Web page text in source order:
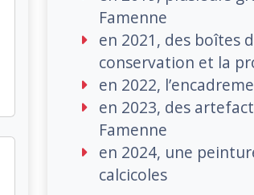
Famenne
en 2021, des boîtes
conservation et la
en 2022,
en 2023, des
Famenne
en 2024, une
calcicoles